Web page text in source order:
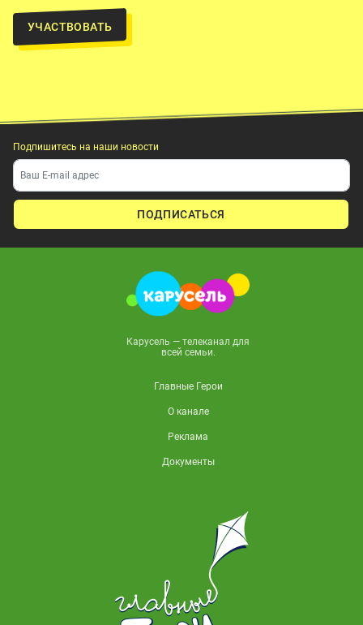
УЧАСТВОВАТЬ
Подпишитесь на наши новости
ПОДПИСАТЬСЯ
Карусель — телеканал для
всей семьи.
Главные Герои
О канале
Реклама
Документы